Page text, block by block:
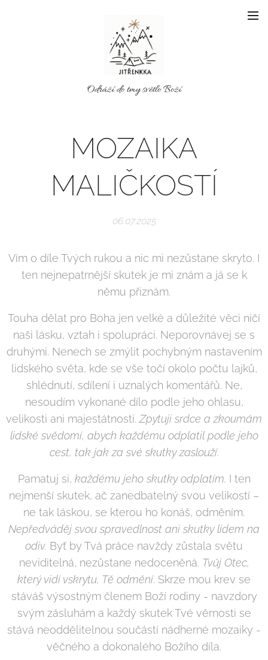
Odráží do tmy světlo Boží
MOZAIKA
MALIČKOSTÍ
06.07.2025
Vím o díle Tvých rukou a nic mi nezůstane skryto. I
ten nejnepatrnější skutek je mi znám a já se k
němu přiznám.
Touha dělat pro Boha jen velké a důležité věci ničí
naši lásku, vztah i spolupráci. Neporovnávej se s
druhými. Nenech se zmýlit pochybným nastavením
lidského světa, kde se vše točí okolo počtu lajků,
shlédnutí, sdílení i uznalých komentářů. Ne,
nesoudím vykonané dílo podle jeho ohlasu,
velikosti ani majestátnosti. Zpytuji srdce a zkoumám
lidské svědomí, abych každému odplatil podle jeho
cest, tak jak za své skutky zaslouží.
Pamatuj si, každému jeho skutky odplatím. I ten
nejmenší skutek, ač zanedbatelný svou velikostí –
ne tak láskou, se kterou ho konáš, odměním.
Nepředváděj svou spravedlnost ani skutky lidem na
odiv. Byť by Tvá práce navždy zůstala světu
neviditelná, nezůstane nedoceněná. Tvůj Otec,
který vidí vskrytu, Tě odmění. Skrze mou krev se
stáváš výsostným členem Boží rodiny - navzdory
svým zásluhám a každý skutek Tvé věrnosti se
stává neoddělitelnou součástí nádherné mozaiky -
věčného a dokonalého Božího díla.